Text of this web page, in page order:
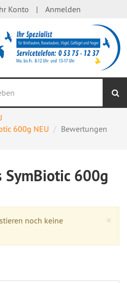
Konto Anmelden
600g NEU
Bewertungen
SymBiotic 600g
×
noch keine